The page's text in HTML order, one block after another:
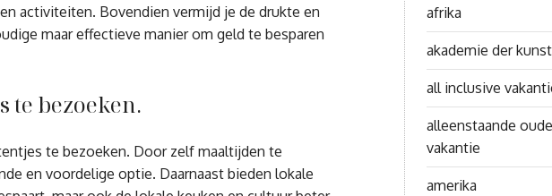
activiteiten. Bovendien vermijd je de drukte en
maar effectieve manier om geld te besparen
te bezoeken.
te bezoeken. Door zelf maaltijden te
en voordelige optie. Daarnaast bieden lokale
afrika
akademie der
all inclusive
alleenstaande
vakantie
amerika